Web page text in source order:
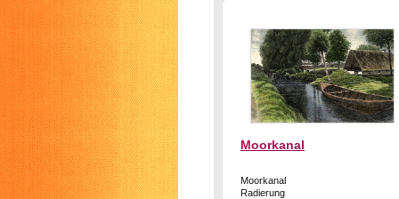
Moorkanal
Moorkanal
Radierung